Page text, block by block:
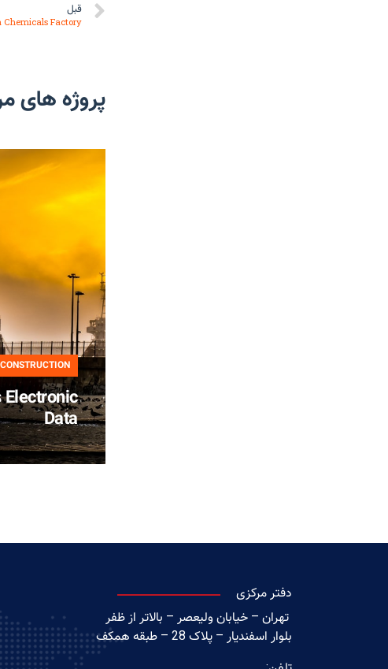
قبل
Chemicals Factory
پروژه های
CONSTRUCTION
Data
دفتر مرکزی
تهران – خیابان ولیعصر – بالاتر از ظفر
بلوار اسفندیار – پلاک 28 – طبقه همکف